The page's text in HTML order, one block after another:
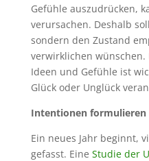
Gefühle auszudrücken,
verursachen. Deshalb
sondern den Zustand
verwirklichen
Ideen und Gefühle ist
Glück oder Unglück
Intentionen formulieren
Ein neues Jahr beginnt,
gefasst. Eine Studie der